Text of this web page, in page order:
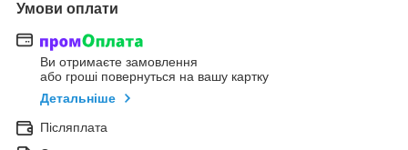
Умови оплати
Ви отримаєте замовлення
або гроші повернуться на вашу картку
Детальніше
Післяплата